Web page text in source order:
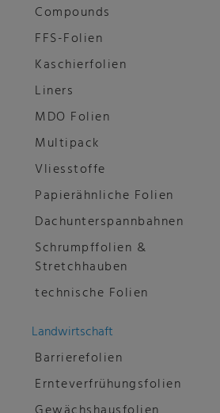
Compounds
FFS-Folien
Kaschierfolien
Liners
MDO Folien
Multipack
Vliesstoffe
Papierähnliche Folien
Dachunterspannbahnen
Schrumpffolien &
Stretchhauben
technische Folien
Landwirtschaft
Barrierefolien
Ernteverfrühungsfolien